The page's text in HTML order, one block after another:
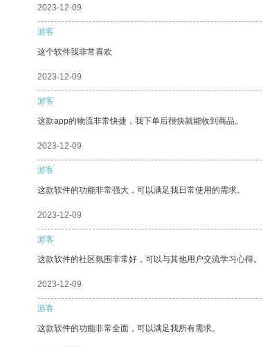
2023-12-09
游客
这个软件我非常喜欢
2023-12-09
游客
这款app的物流非常快捷，我下单后很快就能收到商品。
2023-12-09
游客
这款软件的功能非常强大，可以满足我日常使用的需求。
2023-12-09
游客
这款软件的社区氛围非常好，可以与其他用户交流学习心得。
2023-12-09
游客
这款软件的功能非常全面，可以满足我所有需求。